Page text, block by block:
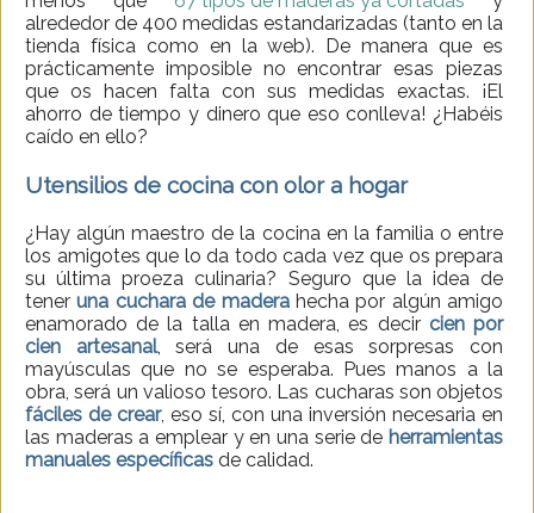
alrededor de 400 medidas estandarizadas (tanto en la
tienda física como en la web). De manera que es
prácticamente imposible no encontrar esas piezas
que os hacen falta con sus medidas exactas. ¡El
ahorro de tiempo y dinero que eso conlleva! ¿Habéis
caído en ello?
Utensilios de cocina con olor a hogar
¿Hay algún maestro de la cocina en la familia o entre
los amigotes que lo da todo cada vez que os prepara
su última proeza culinaria? Seguro que la idea de
teneruna cuchara de maderahecha por algún amigo
enamorado de la talla en madera, es decir cien por
cien artesanal, será una de esas sorpresas con
mayúsculas que no se esperaba. Pues manos a la
obra, será un valioso tesoro. Las cucharas son objetos
fáciles de crear, eso sí, con una inversión necesaria en
las maderas a emplear y en una serie de herramientas
manuales específicas de calidad.